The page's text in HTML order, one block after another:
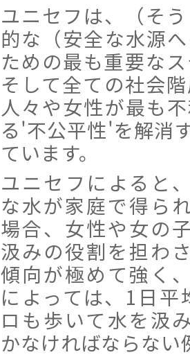
ユニセフは、（そ
的な（安全な水源
ための最も重要な
そして全ての社会
人々や女性が最も
る'不公平性'を解消
ています。
ユニセフによると
な水が家庭で得ら
場合、女性や女の
汲みの役割を担わ
傾向が極めて強く
によっては、1日平
ロも歩いて水を汲
かなければならない